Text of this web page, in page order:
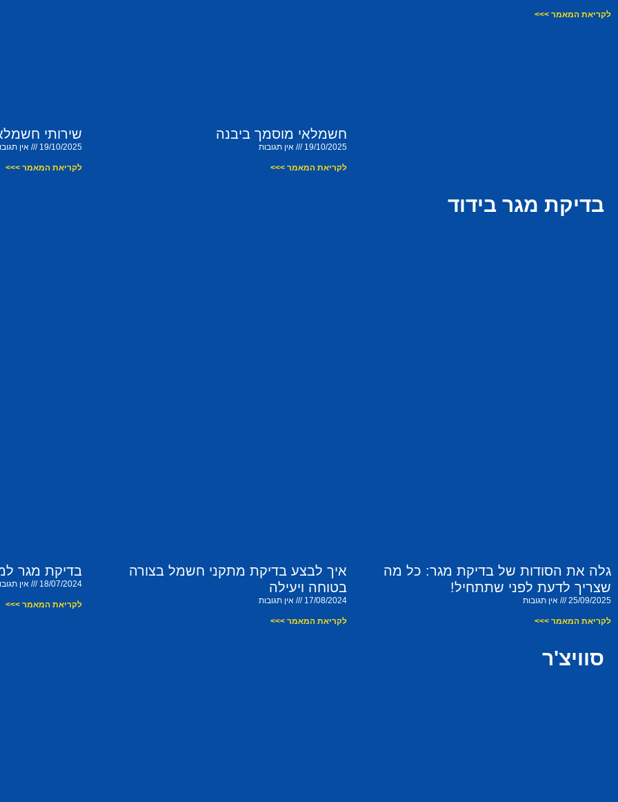
לקריאת המאמר >>>
חשמלאי מוסמך ביבנה
19/10/2025 אין תגובות
לקריאת המאמר >>>
שירותי
19/10/2025 אין
לקריאת המאמר >>>
בדיקת מגר בידוד
גלה את הסודות של בדיקת מגר: כל מה
שצריך לדעת לפני שתתחיל!
25/09/2025 אין תגובות
לקריאת המאמר >>>
איך לבצע בדיקת מתקני חשמל בצורה
בטוחה ויעילה
17/08/2024 אין תגובות
לקריאת המאמר >>>
בדיקת מגר
18/07/2024 אין
לקריאת המאמר >>>
סוויצ'ר